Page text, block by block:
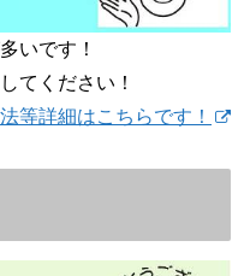
いです！
てください！
等詳細はこちらです！